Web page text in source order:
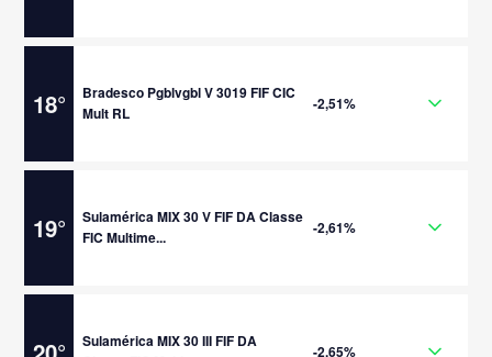
18°
Bradesco Pgblvgbl V 3019 FIF CIC
Mult RL
-2,51%
19°
Sulamérica MIX 30 V FIF DA Classe
FIC Multime...
-2,61%
Sulamérica MIX 30 III FIF DA
-2,65%